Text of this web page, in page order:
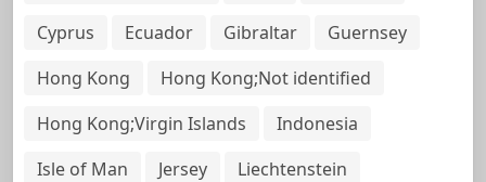
Cyprus
Ecuador Gibraltar
Guernsey
Hong Kong
Hong Kong;Not identified
Hong Kong;Virgin Islands
Indonesia
Isle of Man
Jersey
Liechtenstein